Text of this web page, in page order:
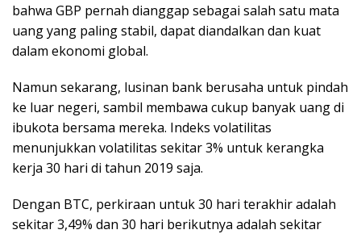
bahwa GBP pernah dianggap sebagai salah satu mata
uang yang paling stabil, dapat diandalkan dan kuat
dalam ekonomi global.
Namun sekarang, lusinan bank berusaha untuk pindah
ke luar negeri, sambil membawa cukup banyak uang di
ibukota bersama mereka. Indeks volatilitas
menunjukkan volatilitas sekitar 3% untuk kerangka
kerja 30 hari di tahun 2019 saja.
Dengan BTC, perkiraan untuk 30 hari terakhir adalah
sekitar 3,49% dan 30 hari berikutnya adalah sekitar